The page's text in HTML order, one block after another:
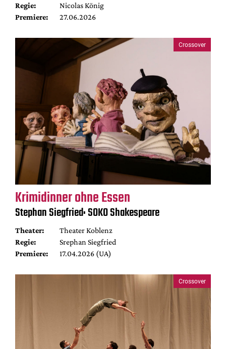
Regie:
Nicolas König
Premiere:
27.06.2026
Crossover
Krimidinner ohne Essen
Stephan Siegfried: SOKO Shakespeare
Theater:
Theater Koblenz
Regie:
Srephan Siegfried
Premiere:
17.04.2026 (UA)
Crossover